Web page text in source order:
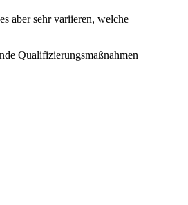
aber sehr variieren, welche
Qualifizierungsmaßnahmen